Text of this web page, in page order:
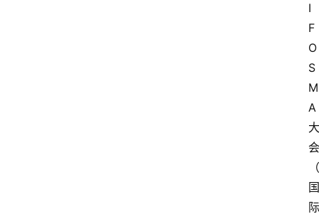
I
F
O
S
M
A
大
会
（
国
际